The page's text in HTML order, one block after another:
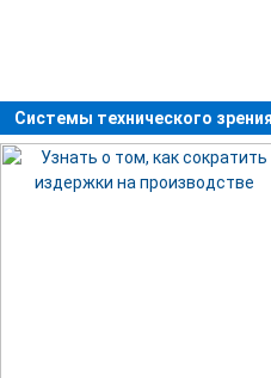
Системы технического зрения